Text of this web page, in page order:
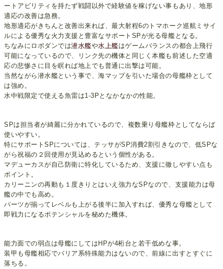
ートアビリティを持たず戦闘以外で経験値を稼げない事もあり、地形
適応の改善は急務。
地形適応がきちんと改善出来れば、最大射程6のトマホーク巡航ミサイ
ルによる優秀な火力支援と豊富なサポートSPが光る母艦となる。
ちなみにロボダンでは潜水艦や水上艦はゲームバランスの都合上飛行
可能になっているので、リンク先の機体と同じく本艦も前述した空適
応の悲惨さに目を瞑れば地上でも普通に出撃は可能。
当然ながら潜水艦という事で、海マップを引いた場合の母艦枠として
は強め。
水中戦限定で使える魚雷は1-3Pとなかなかの性能。
SPは担当者が綺麗に分かれているので、複数乗り母艦枠としてならば
使いやすい。
特にサポートSPについては、テッサがSP消費2割引きなので、低SPな
がら祝福の２回使用が見込めるという個性がある。
マデューカスが自己防衛に特化しているため、支援に徹しやすい点も
ポイント。
カリーニンの再動も１度きりとはいえ強力なSPなので、支援能力は母
艦の中でも高め。
パーツが揃ってレベルも上がる後半に加入すれば、優秀な母艦として
即戦力になるポテンシャルを秘めた機体。
能力面での弱点は母艦にしてはHPが4桁台と若干低めな事。
装甲も母艦相応でバリア系特殊能力はないので、前線に出すとすぐに
落ちる。